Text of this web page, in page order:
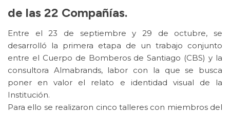
de las 22 Compañías.
Entre el 23 de septiembre y 29 de octubre, se
desarrolló la primera etapa de un trabajo conjunto
entre el Cuerpo de Bomberos de Santiago (CBS) y la
consultora Almabrands, labor con la que se busca
poner en valor el relato e identidad visual de la
Institución.
Para ello se realizaron cinco talleres con miembros del